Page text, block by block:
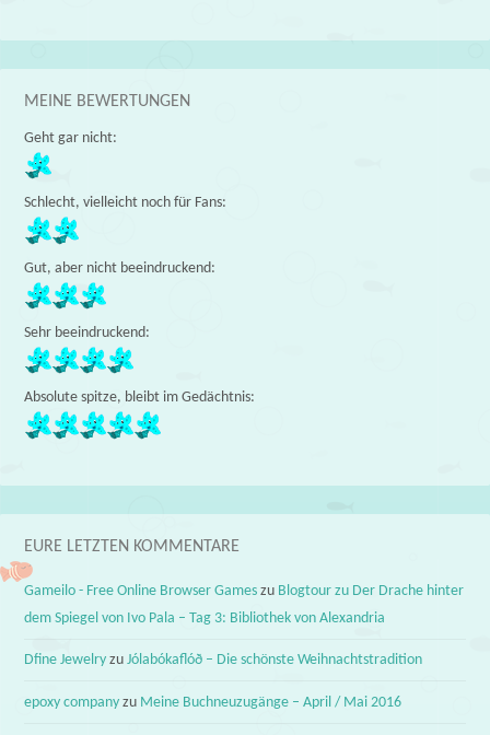
MEINE BEWERTUNGEN
Geht gar nicht:
Schlecht, vielleicht noch für Fans:
Gut, aber nicht beeindruckend:
Sehr beeindruckend:
Absolute spitze, bleibt im Gedächtnis:
EURE LETZTEN KOMMENTARE
Gameilo - Free Online Browser Games zu Blogtour zu Der Drache hinter
dem Spiegel von Ivo Pala – Tag 3: Bibliothek von Alexandria
Dfine Jewelry zuJólabókaflóð – Die schönste Weihnachtstradition
epoxy company zu Meine Buchneuzugänge – April / Mai 2016